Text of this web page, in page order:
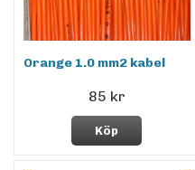
Orange 1.0 mm2 kabel
85 kr
Köp